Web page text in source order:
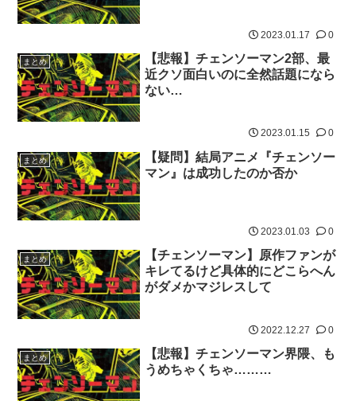
2023.01.17 0
まとめ
【悲報】チェンソーマン2部、最
近クソ面白いのに全然話題になら
ない…
2023.01.15 0
まとめ
【疑問】結局アニメ『チェンソー
マン』は成功したのか否か
2023.01.03 0
まとめ
【チェンソーマン】原作ファンが
キレてるけど具体的にどこらへん
がダメかマジレスして
2022.12.27 0
まとめ
【悲報】チェンソーマン界隈、も
うめちゃくちゃ………